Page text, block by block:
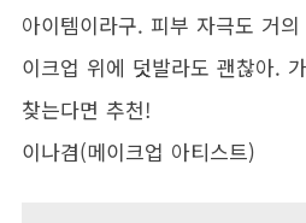
아이템이라구. 피부 자극도 거
이크업 위에 덧발라도 괜찮아.
찾는다면 추천!
이나겸(메이크업 아티스트)